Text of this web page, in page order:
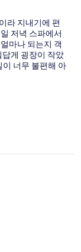
라 지내기에 편
저녁 스파에서
마나 되는지 객
게 굉장이 작았
너무 불편해 아